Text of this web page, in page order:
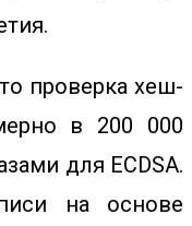
проверка хеш-
в 200 000
для ECDSA.
на основе